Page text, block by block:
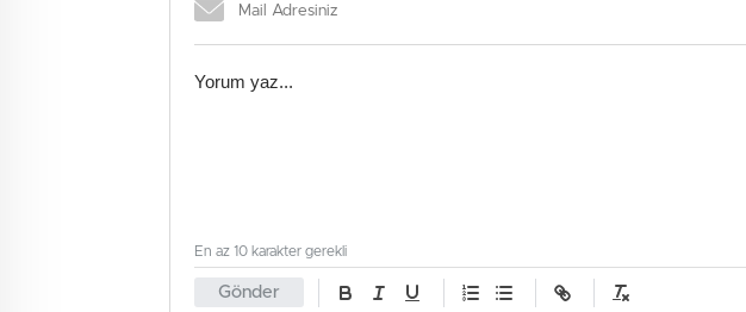
Gönder
En az 10 karakter gerekli